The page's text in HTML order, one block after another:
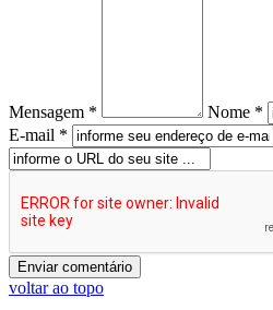
Mensagem *
Nome *
E-mail *
voltar ao topo